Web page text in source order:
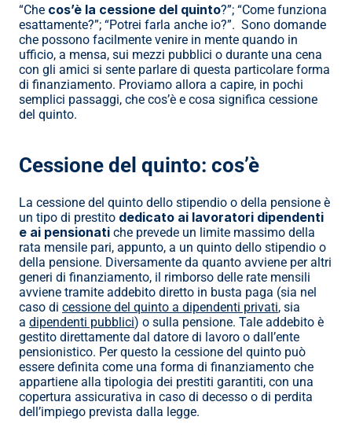
“Che cos’è la cessione del quinto?”; “Come funziona
esattamente?”; “Potrei farla anche io?”.  Sono domande
che possono facilmente venire in mente quando in
ufficio, a mensa, sui mezzi pubblici o durante una cena
con gli amici si sente parlare di questa particolare forma
di finanziamento. Proviamo allora a capire, in pochi
semplici passaggi, che cos’è e cosa significa cessione
del quinto.
Cessione del quinto: cos’è
La cessione del quinto dello stipendio o della pensione è
un tipo di prestito dedicato ai lavoratori dipendenti
e ai pensionati che prevede un limite massimo della
rata mensile pari, appunto, a un quinto dello stipendio o
della pensione. Diversamente da quanto avviene per altri
generi di finanziamento, il rimborso delle rate mensili
avviene tramite addebito diretto in busta paga (sia nel
caso di cessione del quinto a dipendenti privati, sia
a dipendenti pubblici) o sulla pensione. Tale addebito è
gestito direttamente dal datore di lavoro o dall’ente
pensionistico. Per questo la cessione del quinto può
essere definita come una forma di finanziamento che
appartiene alla tipologia dei prestiti garantiti, con una
copertura assicurativa in caso di decesso o di perdita
dell’impiego prevista dalla legge.